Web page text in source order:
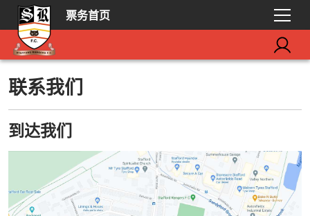
票务首页
联系我们
到达我们